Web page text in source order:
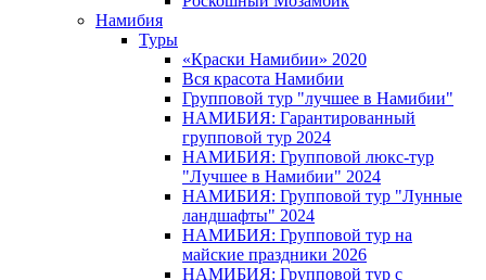
Намибия
Туры
«Краски Намибии» 2020
Вся красота Намибии
Групповой тур "лучшее в Намибии"
НАМИБИЯ: Гарантированный
групповой тур 2024
НАМИБИЯ: Групповой люкс-тур
"Лучшее в Намибии" 2024
НАМИБИЯ: Групповой тур "Лунные
ландшафты" 2024
НАМИБИЯ: Групповой тур на
майские праздники 2026
НАМИБИЯ: Групповой тур с